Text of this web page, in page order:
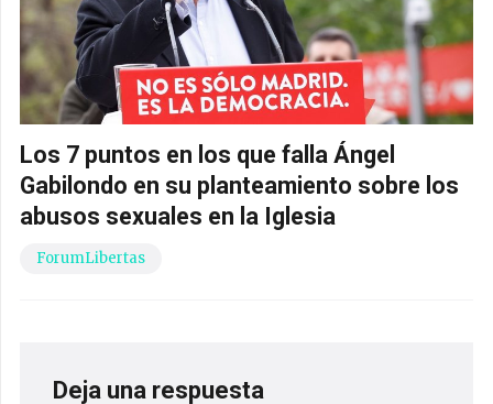
Los 7 puntos en los que falla Ángel
Gabilondo en su planteamiento sobre los
abusos sexuales en la Iglesia
ForumLibertas
Deja una respuesta